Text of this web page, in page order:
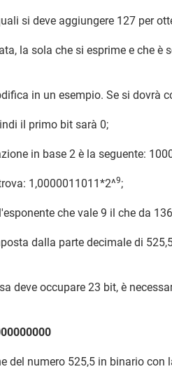
si deve aggiungere 127 per
la sola che si esprime e che è
in un esempio. Se si dovrà
il primo bit sarà 0;
in base 2 è la seguente:
1,0000011011*2^9;
che vale 9 il che da
dalla parte decimale di
deve occupare 23 bit, è
del numero 525,5 in binario con